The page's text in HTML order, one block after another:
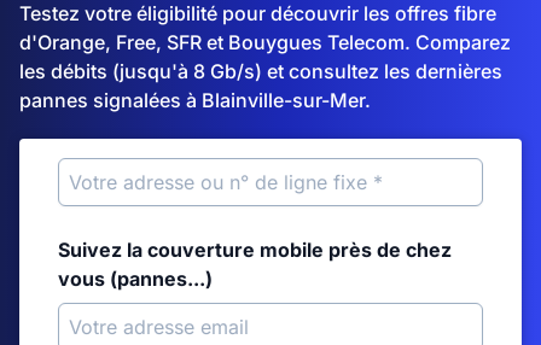
Testez votre éligibilité pour découvrir les offres fibre
d'Orange, Free, SFR et Bouygues Telecom. Comparez
les débits (jusqu'à 8 Gb/s) et consultez les dernières
pannes signalées à Blainville-sur-Mer.
Suivez la couverture mobile près de chez
vous (pannes...)